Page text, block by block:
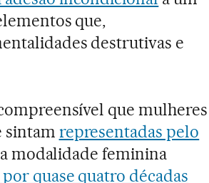
que,
destrutivas e
que mulheres
sintam representadas pelo
modalidade feminina
quase quatro décadas